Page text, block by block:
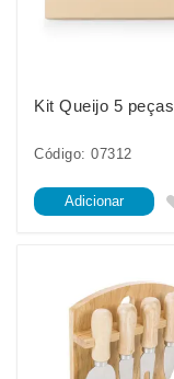
Kit Queijo 5 peças
Código: 07312
Adicionar